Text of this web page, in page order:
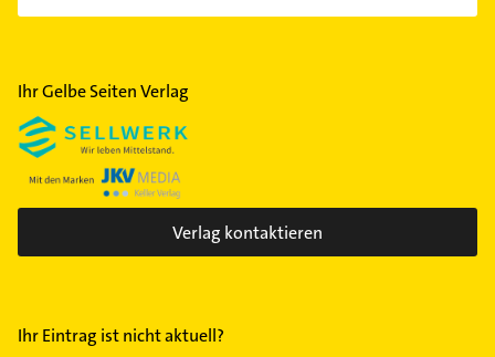
Ihr Gelbe Seiten Verlag
Verlag kontaktieren
Ihr Eintrag ist nicht aktuell?